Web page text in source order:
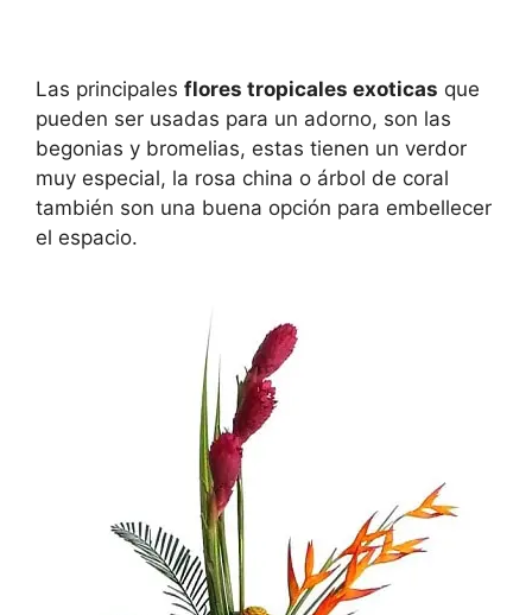
Las principales flores tropicales exoticas que
pueden ser usadas para un adorno, son las
begonias y bromelias, estas tienen un verdor
muy especial, la rosa china o árbol de coral
también son una buena opción para embellecer
el espacio.